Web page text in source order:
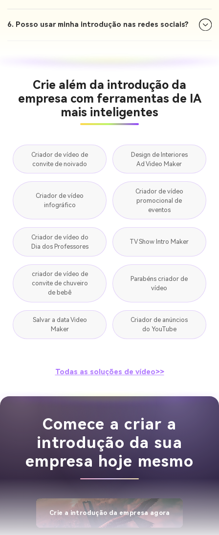
6. Posso usar minha introdução nas redes sociais?
Crie além da introdução da
empresa com ferramentas de IA
mais inteligentes
Criador de vídeo de
convite de noivado
Design de Interiores
Ad Video Maker
Criador de vídeo
infográfico
Criador de vídeo
promocional de
eventos
Criador de vídeo do
Dia dos Professores
TV Show Intro Maker
criador de vídeo de
convite de chuveiro
de bebê
Parabéns criador de
vídeo
Salvar a data Video
Maker
Criador de anúncios
do YouTube
Todas as soluções de vídeo>>
Comece a criar a
introdução da sua
empresa hoje mesmo
Crie a introdução da empresa agora